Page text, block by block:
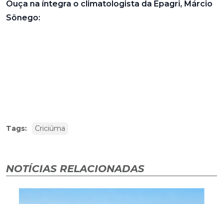
Ouça na íntegra o climatologista da Epagri, Márcio
Sônego:
Tags: Criciúma
NOTÍCIAS RELACIONADAS